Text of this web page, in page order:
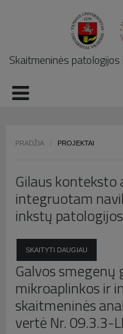
Skaitmeninės
PRADŽIA / PROJEKTAI
Gilaus konteksto
integruotam
inkstų
SKAITYTI DAUGIAU
Galvos smegenų
mikroaplinkos ir
skaitmeninės
vertė Nr.
LOG IN
Slaptažodis
Prisiminti
Pamiršote
Pamiršote